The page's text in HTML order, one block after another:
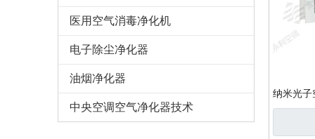
医用空气消毒净化机
电子除尘净化器
油烟净化器
中央空调空气净化器技术
纳米光子